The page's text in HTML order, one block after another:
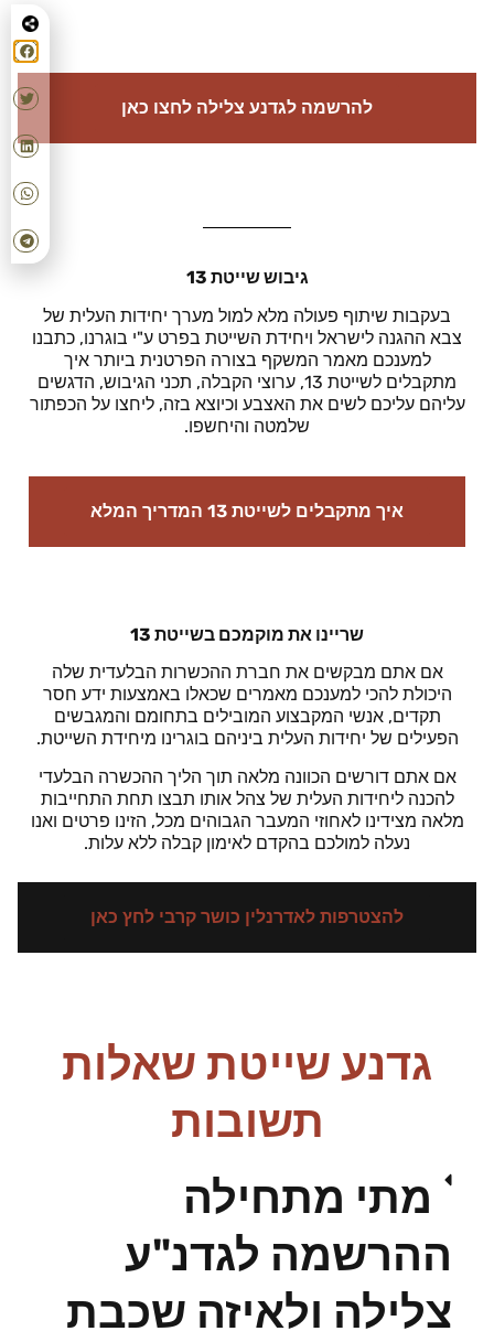
להרשמה לגדנע צלילה לחצו כאן
גיבוש שייטת 13
בעקבות שיתוף פעולה מלא למול מערך יחידות העלית של
צבא ההגנה לישראל ויחידת השייטת בפרט ע"י בוגרנו, כתבנו
למענכם מאמר המשקף בצורה הפרטנית ביותר איך
מתקבלים לשייטת 13, ערוצי הקבלה, תכני הגיבוש, הדגשים
עליהם עליכם לשים את האצבע וכיוצא בזה, ליחצו על הכפתור
שלמטה והיחשפו.
איך מתקבלים לשייטת 13 המדריך המלא
שריינו את מוקמכם בשייטת 13
אם אתם מבקשים את חברת ההכשרות הבלעדית שלה
היכולת להכי למענכם מאמרים שכאלו באמצעות ידע חסר
תקדים, אנשי המקבצוע המובילים בתחומם והמגבשים
הפעילים של יחידות העלית ביניהם בוגרינו מיחידת השייטת.
אם אתם דורשים הכוונה מלאה תוך הליך ההכשרה הבלעדי
להכנה ליחידות העלית של צהל אותו תבצו תחת התחייבות
מלאה מצידינו לאחוזי המעבר הגבוהים מכל, הזינו פרטים ואנו
נעלה למולכם בהקדם לאימון קבלה ללא עלות.
להצטרפות לאדרנלין כושר קרבי לחץ כאן
גדנע שייטת שאלות
תשובות
מתי מתחילה
ההרשמה לגדנ"ע
צלילה ולאיזה שכבת